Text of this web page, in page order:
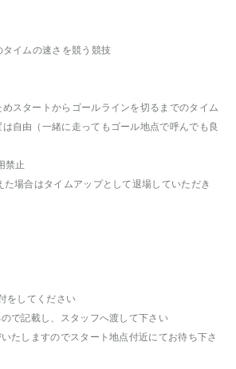
イムの速さを競う競技
めスタートからゴールラインを切るまでのタイム
は自由（一緒に走ってもゴール地点で呼んでも良
禁止
た場合はタイムアップとして退場していただき
をしてください
で記載し、スタッフへ渡して下さい
たしますのでスタート地点付近にてお待ち下さ